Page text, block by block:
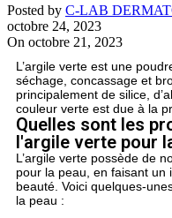
Posted by C-LAB
octobre 24, 2023
On octobre 21, 2023
L’argile verte est une
séchage, concassage et
principalement de silice,
couleur verte est due à la
Quelles sont les
l'argile verte pour
L’argile verte possède de
pour la peau, en faisant un
beauté. Voici quelques-
la peau :